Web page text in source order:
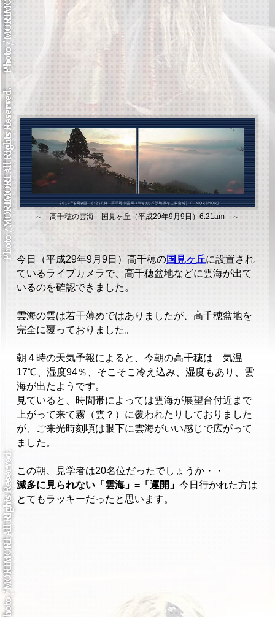
～ 高千穂の雲海 国見ヶ丘（平成29年9月9日）6:21am ～
今日（平成29年9月9日）高千穂の国見ヶ丘に設置され
ているライブカメラで、高千穂盆地などに雲海が出て
いるのを確認できました。
雲海の雲は若干薄めではありましたが、高千穂盆地を
完全に覆っておりました。
朝４時の天気予報によると、今朝の高千穂は 気温
17℃、湿度94％、そこそこ冷え込み、湿度もあり、雲
海が出たようです。
見ていると、時間帯によっては雲海が展望台付近まで
上がって来て霧（雲？）に覆われたりしておりました
が、ご来光時刻頃は眼下に雲海がいい感じで広がって
ました。
この朝、見学者は20名位だったでしょうか・・
滅多に見られない「雲海」=「運開」今日行かれた方は
とてもラッキーだったと思います。